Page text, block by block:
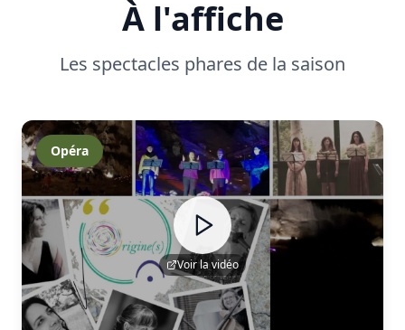
À l'affiche
Les spectacles phares de la saison
Voir la vidéo
Opéra